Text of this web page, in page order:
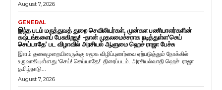
August 7, 2026
GENERAL
இந்த படம் மருத்துவத் துறை செவிலியர்கள், முன்கள பணியாளர்களின்
கஷ்டங்களைப் பேசுகிறது! -தான் முதலமைச்சராக நடித்துள்ள’செய்
செய்யாதே’ பட விழாவில் அரசியல் ஆளுமை ஹெச் ராஜா பேச்சு
இளம் தலைமுறையினருக்கு சமூக விழிப்புணர்வை ஏற்படுத்தும் நோக்கில்
உருவாகியுள்ளது ‘செய்! செய்யாதே!’ திரைப்படம். அரசியல்வாதி ஹெச். ராஜா
தமிழ்நாடு...
August 7, 2026